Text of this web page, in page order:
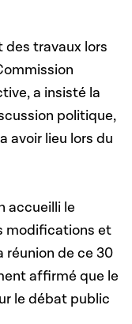
des travaux lors
a insisté la
politique,
avoir lieu lors du
accueilli le
modifications et
réunion de ce 30
affirmé que le
le débat public